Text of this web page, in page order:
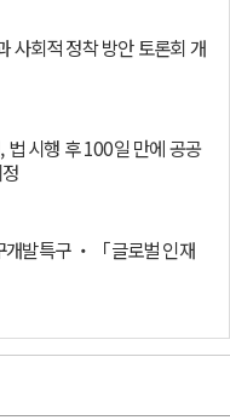
사회적 정착 방안 토론회 개
시행 후 100일 만에 공공
개발특구 ‧「글로벌 인재